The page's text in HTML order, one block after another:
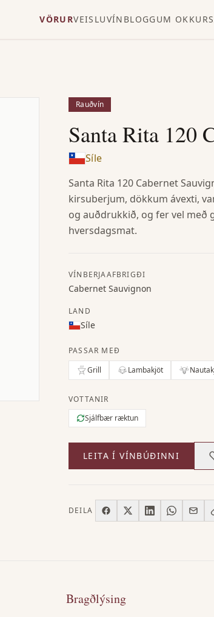
VÖRURVEISLUVÍN BLOGGUM OKKUR
Rauðvín
Santa Rita 120
Síle
Santa Rita 120 Cabernet
kirsuberjum, dökkum ávexti,
og auðdrukkið, og fer vel
hversdagsmat.
VÍNBERJAAFBRIGÐI
Cabernet Sauvignon
LAND
Síle
PASSAR MEÐ
Grill
Lambakjöt
VOTTANIR
Sjálfbær ræktun
LEITA Í VÍNBÚÐINNI
DEILA
Bragðlýsing